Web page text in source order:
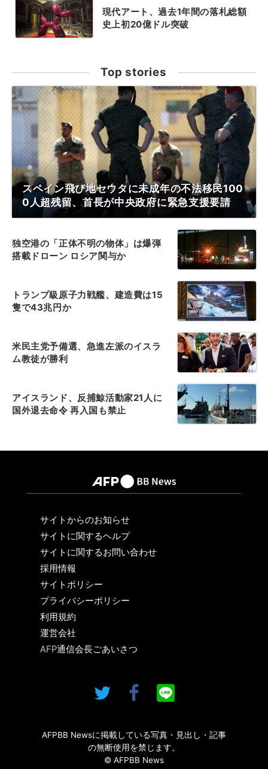
現代アート、過去1年間の落札総額
史上初20億ドル突破
Top stories
スペイン飛び地セウタに未成年の不法移民100
0人超残留、首長が中央政府に緊急支援要請
独空港の「正体不明の物体」は爆弾
搭載ドローン ロシア関与か
トランプ級原子力戦艦、建造費は15
隻で43兆円か
米民主党予備選、急進左派のイスラ
ム教徒が勝利
アイスランド、反捕鯨活動家21人に
国外退去命令 再入国も禁止
サイトからのお知らせ
サイトに関するヘルプ
サイトに関するお問い合わせ
採用情報
サイトポリシー
プライバシーポリシー
利用規約
運営会社
AFP通信会長ごあいさつ
AFPBB Newsに掲載している写真・見出し・記事
の無断使用を禁じます。
© AFPBB News